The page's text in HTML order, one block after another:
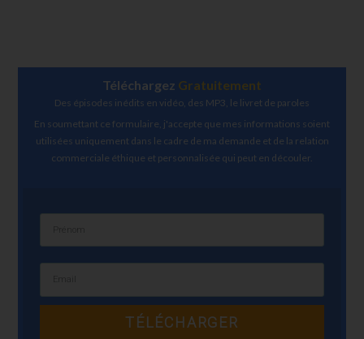
Téléchargez Gratuitement
Des épisodes inédits en vidéo, des MP3, le livret de paroles
En soumettant ce formulaire, j'accepte que mes informations soient
utilisées uniquement dans le cadre de ma demande et de la relation
commerciale éthique et personnalisée qui peut en découler.
TÉLÉCHARGER